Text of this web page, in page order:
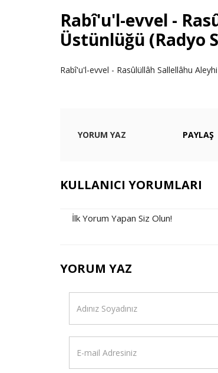
Rabî'u'l-evvel -
Üstünlüğü (Radyo
Rabî'u'l-evvel - Rasûlüllâh Sallellâhu
YORUM YAZ PAYLAŞ
KULLANICI YORUMLARI
İlk Yorum Yapan Siz Olun!
YORUM YAZ